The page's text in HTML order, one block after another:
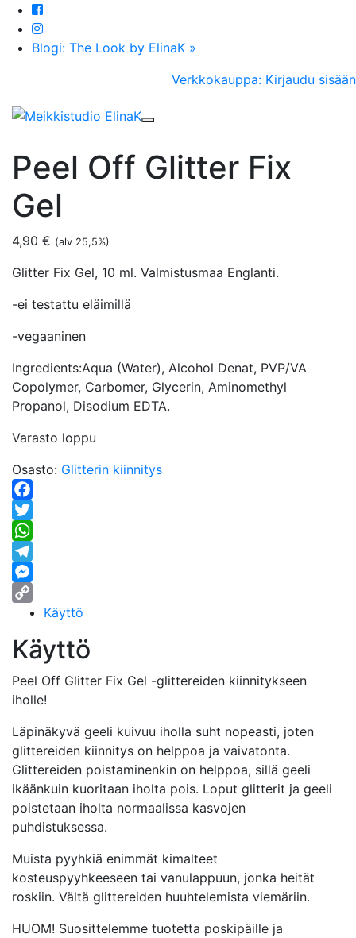
Blogi: The Look by ElinaK »
Verkkokauppa: Kirjaudu sisään
Peel Off Glitter Fix
Gel
4,90 € (alv 25,5%)
Glitter Fix Gel, 10 ml. Valmistusmaa Englanti.
-ei testattu eläimillä
-vegaaninen
Ingredients:Aqua (Water), Alcohol Denat, PVP/VA
Copolymer, Carbomer, Glycerin, Aminomethyl
Propanol, Disodium EDTA.
Varasto loppu
Osasto: Glitterin kiinnitys
Facebook
Twitter
WhatsApp
Telegram
Messenger
Copy Käyttö
Käyttö
Peel Off Glitter Fix Gel -glittereiden kiinnitykseen
iholle!
Läpinäkyvä geeli kuivuu iholla suht nopeasti, joten
glittereiden kiinnitys on helppoa ja vaivatonta.
Glittereiden poistaminenkin on helppoa, sillä geeli
ikäänkuin kuoritaan iholta pois. Loput glitterit ja geeli
poistetaan iholta normaalissa kasvojen
puhdistuksessa.
Muista pyyhkiä enimmät kimalteet
kosteuspyyhkeeseen tai vanulappuun, jonka heität
roskiin. Vältä glittereiden huuhtelemista viemäriin.
HUOM! Suosittelemme tuotetta poskipäille ja